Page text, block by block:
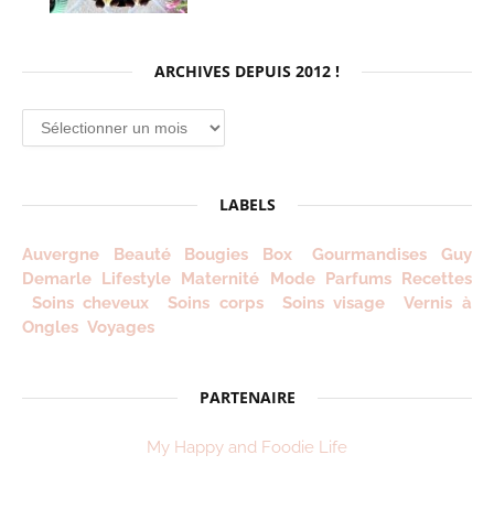
ARCHIVES DEPUIS 2012 !
Archives
depuis
LABELS
Auvergne Beauté Bougies Box Gourmandises
Guy
Demarle Lifestyle Maternité Mode Parfums Recettes
Soins cheveux
Soins corps Soins visage
Vernis à
Ongles Voyages
PARTENAIRE
My Happy and Foodie Life